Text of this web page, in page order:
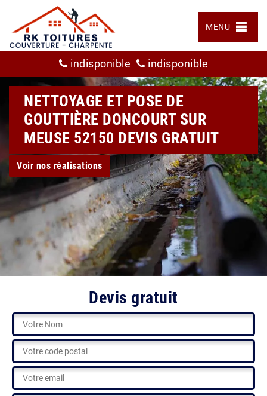
MENU
indisponible indisponible
NETTOYAGE ET POSE DE
GOUTTIÈRE DONCOURT SUR
MEUSE 52150 DEVIS GRATUIT
Voir nos réalisations
Devis gratuit